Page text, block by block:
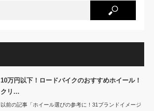
10万円以下！ロードバイクのおすすめホイール！
クリ…
以前の記事「ホイール選びの参考に！31ブランドイメージ